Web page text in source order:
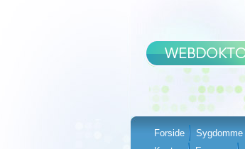
Forside Sygdomme